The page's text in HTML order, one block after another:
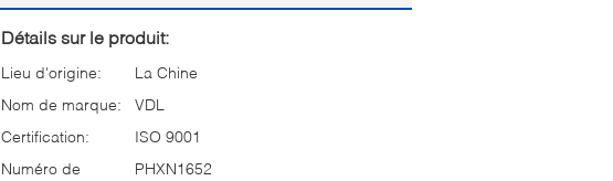
Détails sur le produit:
Lieu d'origine:
La Chine
Nom de marque:
VDL
Certification:
ISO 9001
Numéro de
PHXN1652